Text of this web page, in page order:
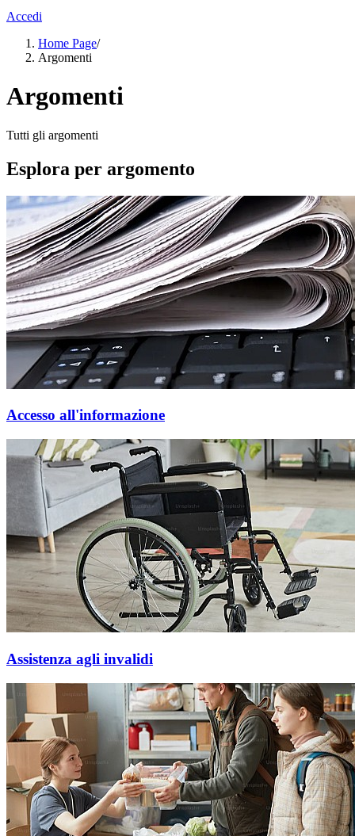
Accedi
Home Page/
Argomenti
Argomenti
Tutti gli argomenti
Esplora per argomento
Accesso all'informazione
Assistenza agli invalidi